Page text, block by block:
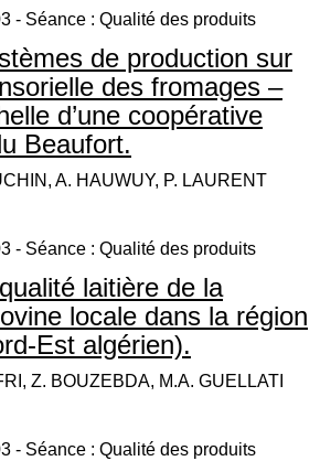
- Séance : Qualité des produits
de production sur
des fromages –
d’une coopérative
Beaufort.
A. HAUWUY, P. LAURENT
- Séance : Qualité des produits
laitière de la
locale dans la région
Est algérien).
Z. BOUZEBDA, M.A. GUELLATI
- Séance : Qualité des produits